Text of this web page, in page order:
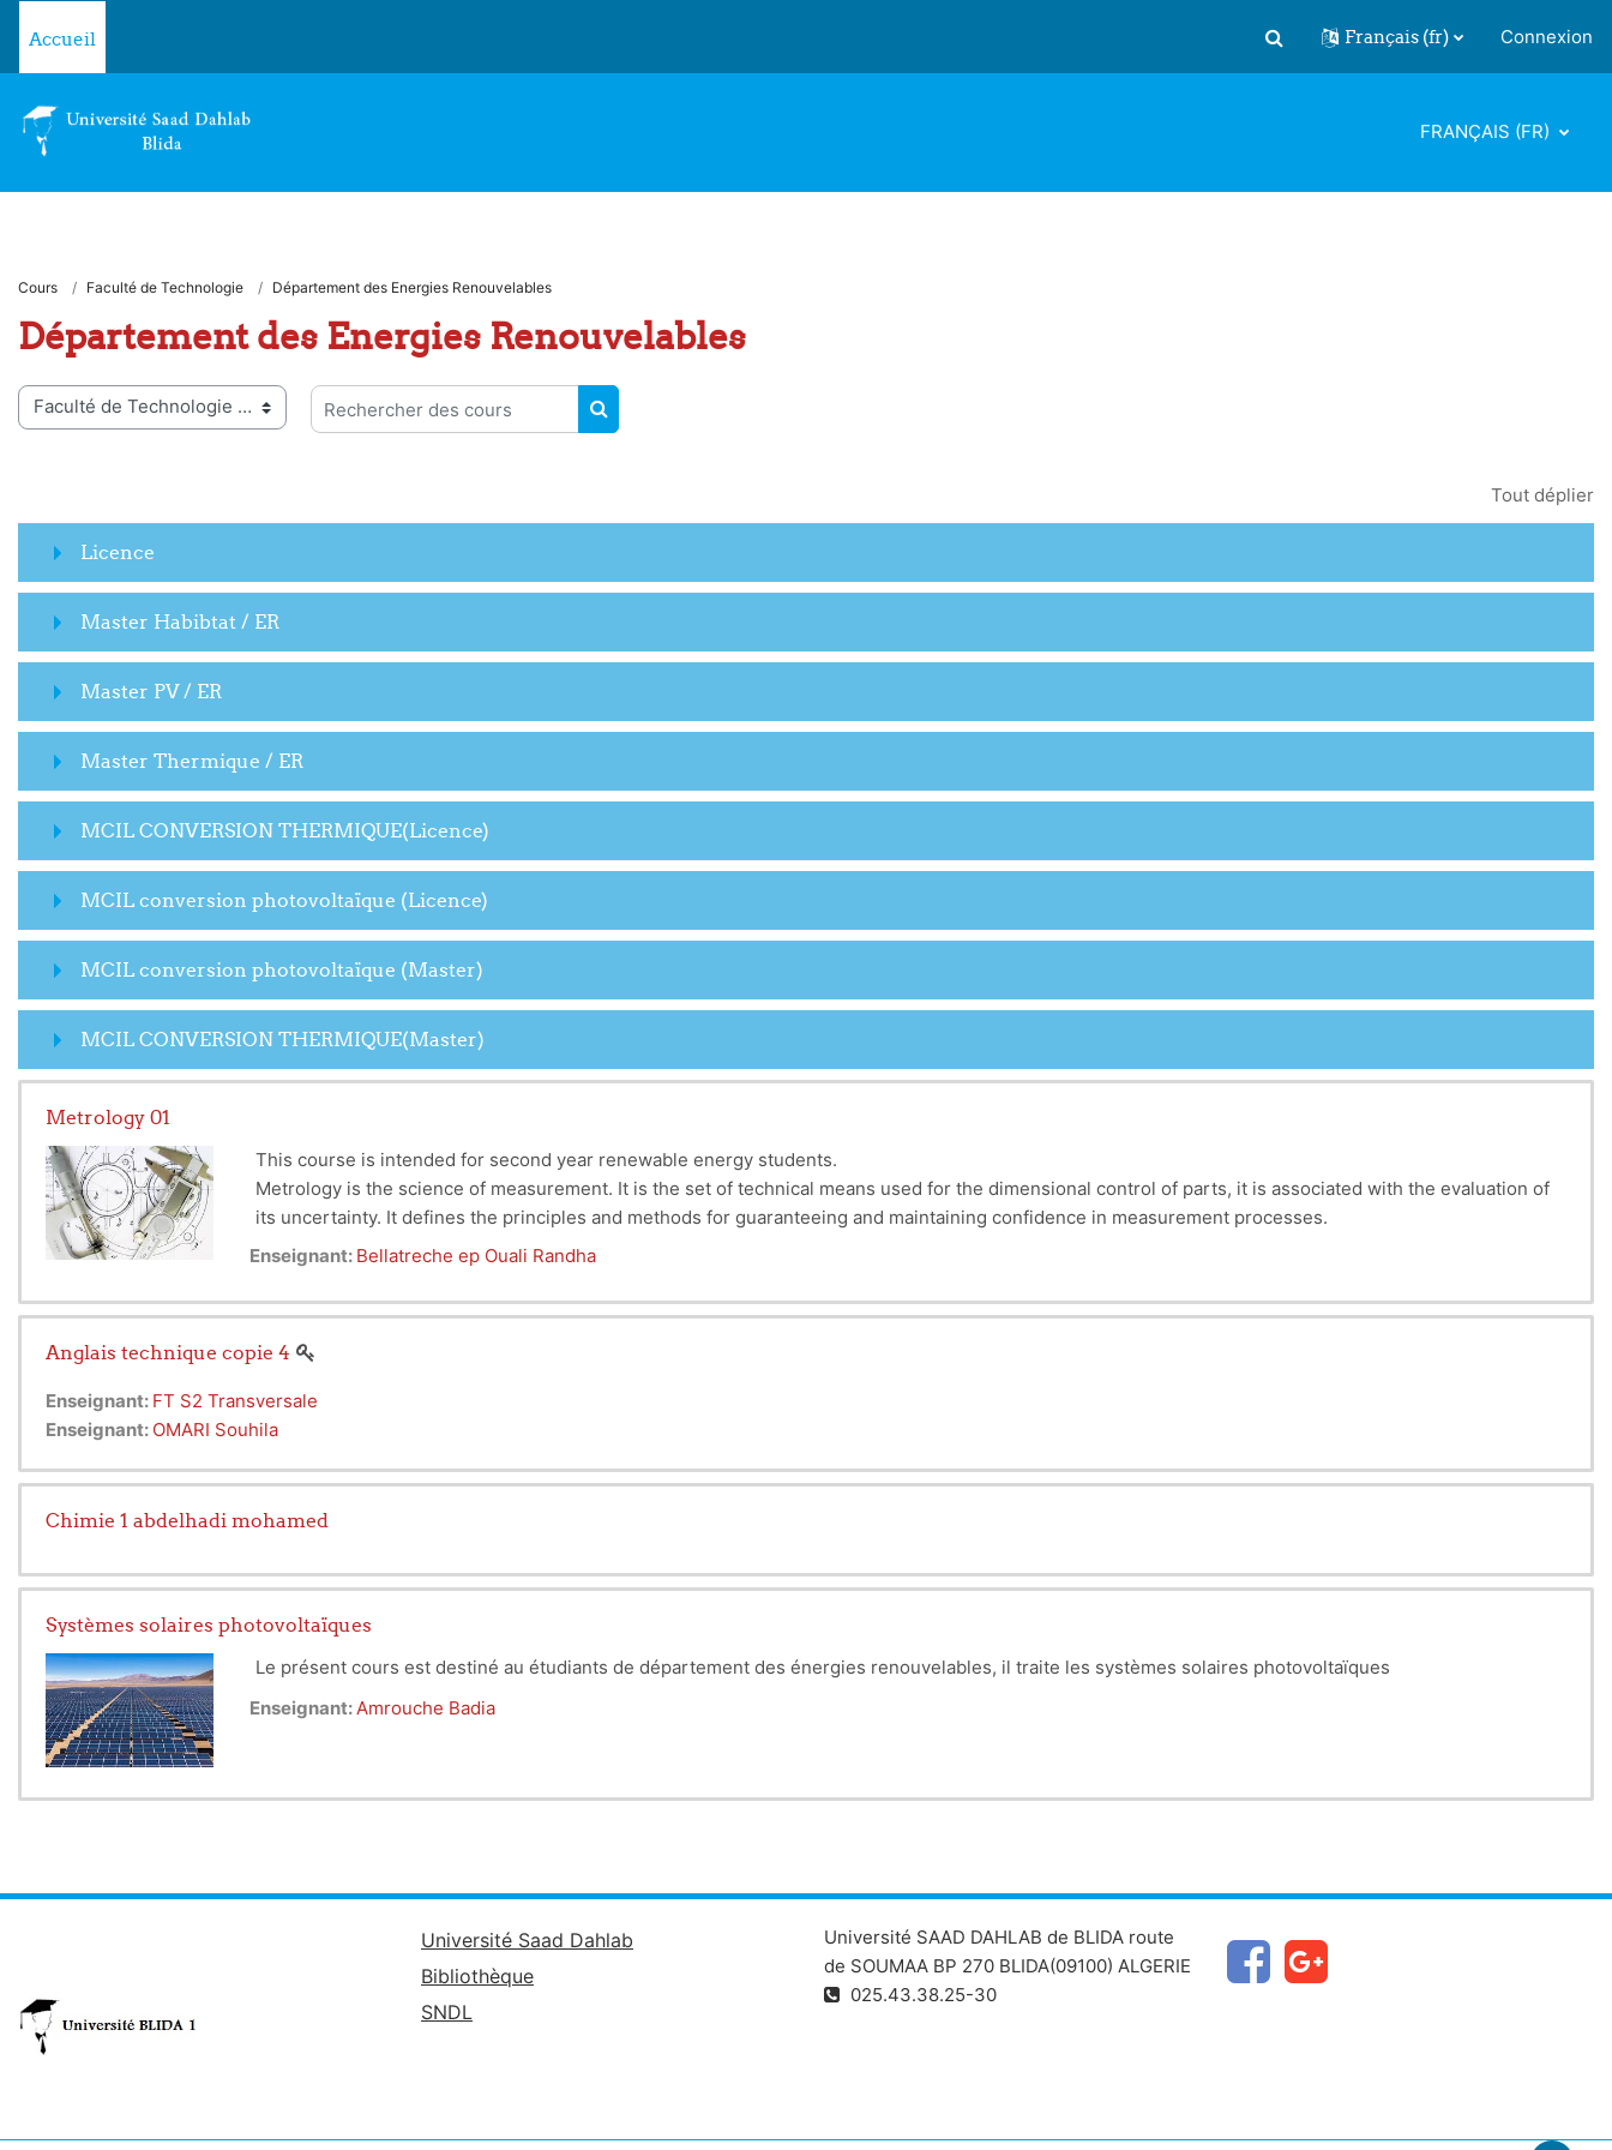
Accueil
Activer/désactiver la saisie de
Français ‎(fr)‎ Connexion
FRANÇAIS ‎(FR)‎
Cours Faculté de Technologie Département des Energies Renouvelables
Département des Energies Renouvelables
de cours
Rechercher des cours
RECHERCHER DES COURS
Tout déplier
Licence
Master Habibtat / ER
Master PV / ER
Master Thermique / ER
MCIL CONVERSION THERMIQUE(Licence)
MCIL conversion photovoltaïque (Licence)
MCIL conversion photovoltaïque (Master)
MCIL CONVERSION THERMIQUE(Master)
Metrology 01
This course is intended for second year renewable energy students.
Metrology is the science of measurement. It is the set of technical means used for the dimensional control of parts, it is associated with the evaluation of
its uncertainty. It defines the principles and methods for guaranteeing and maintaining confidence in measurement processes.
Enseignant: Bellatreche ep Ouali Randha
Anglais technique copie 4
Enseignant: FT S2 Transversale
Enseignant: OMARI Souhila
Chimie 1 abdelhadi mohamed
Systèmes solaires photovoltaïques
Le présent cours est destiné au étudiants de département des énergies renouvelables, il traite les systèmes solaires photovoltaïques
Enseignant:Amrouche Badia
Université Saad Dahlab
Bibliothèque
SNDL
Université SAAD DAHLAB de BLIDA route
de SOUMAA BP 270 BLIDA(09100) ALGERIE
025.43.38.25-30